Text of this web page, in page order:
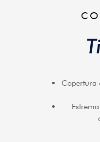
Copertura